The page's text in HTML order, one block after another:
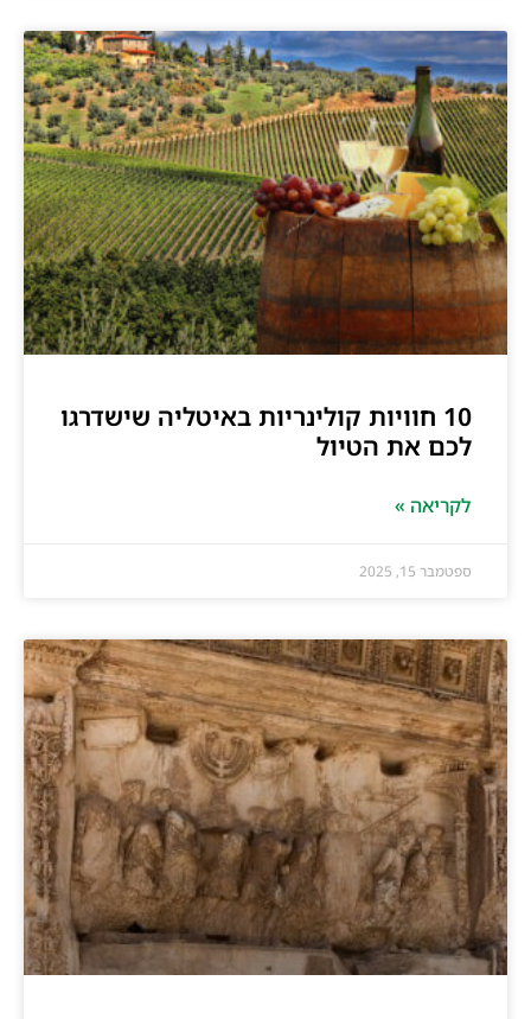
10 חוויות קולינריות באיטליה שישדרגו
לכם את הטיול
לקריאה »
ספטמבר 15, 2025